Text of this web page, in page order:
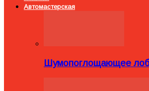
Автомастерская
Шумопоглощающее